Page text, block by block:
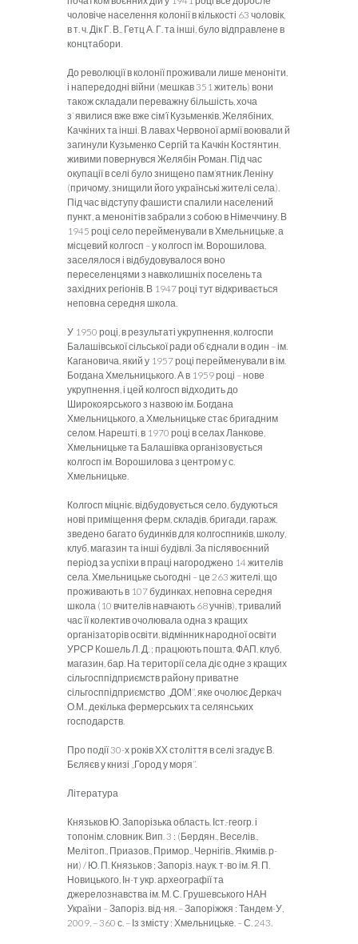
чоловіче населення колонії в кількості 63 чоловік,
в т. ч. Дік Г. В., Гетц А. Г. та інші, було відправлене в
концтабори.
До революції в колонії проживали лише меноніти,
і напередодні війни (мешкав 351 житель) вони
також складали переважну більшість, хоча
з`явилися вже вже сім’ї Кузьменків, Желябіних,
Качкіних та інші. В лавах Червоної армії воювали й
загинули Кузьменко Сергій та Качкін Костянтин,
живими повернувся Желябін Роман. Під час
окупації в селі було знищено пам’ятник Леніну
(причому, знищили його українські жителі села).
Під час відступу фашисти спалили населений
пункт, а менонітів забрали з собою в Німеччину. В
1945 році село перейменували в Хмельницьке, а
місцевий колгосп – у колгосп ім. Ворошилова,
заселялося і відбудовувалося воно
переселенцями з навколишніх поселень та
західних регіонів. В 1947 році тут відкривається
неповна середня школа.
У 1950 році, в результаті укрупнення, колгоспи
Балашівської сільської ради об’єднали в один – ім.
Кагановича, який у 1957 році перейменували в ім.
Богдана Хмельницького. А в 1959 році – нове
укрупнення, і цей колгосп відходить до
Широкоярського з назвою ім. Богдана
Хмельницького, а Хмельницьке стає бригадним
селом. Нарешті, в 1970 році в селах Ланкове,
Хмельницьке та Балашівка організовується
колгосп ім. Ворошилова з центром у с.
Хмельницьке.
Колгосп міцніє, відбудовується село, будуються
нові приміщення ферм, складів, бригади, гараж,
зведено багато будинків для колгоспників, школу,
клуб, магазин та інші будівлі. За післявоєнний
період за успіхи в праці нагороджено 14 жителів
села. Хмельницьке сьогодні – це 263 жителі, що
проживають в 107 будинках, неповна середня
школа (10 вчителів навчають 68 учнів), тривалий
час її колектив очолювала одна з кращих
організаторів освіти, відмінник народної освіти
УРСР Кошель Л. Д. ; працюють пошта, ФАП, клуб,
магазин, бар. На території села діє одне з кращих
сільгосппідприємств району приватне
сільгосппідприємство „ДОМ”, яке очолює Деркач
О.М., декілька фермерських та селянських
господарств.
Про події 30-х років ХХ століття в селі згадує В.
Бєляєв у книзі „Город у моря”.
Література
Князьков Ю. Запорізька область. Іст.-геогр. і
топонім. словник. Вип. 3 : (Бердян., Веселів.,
Мелітоп., Приазов., Примор., Чернігів., Якимів. р-
ни) / Ю. П. Князьков ; Запоріз. наук. т-во ім. Я. П.
Новицького, Ін-т укр. археографії та
джерелознавства ім. М. С. Грушевського НАН
України – Запоріз. від-ня. – Запоріжжя : Тандем-У,
2009. – 360 с. – Із змісту : Хмельницьке. – С. 243.